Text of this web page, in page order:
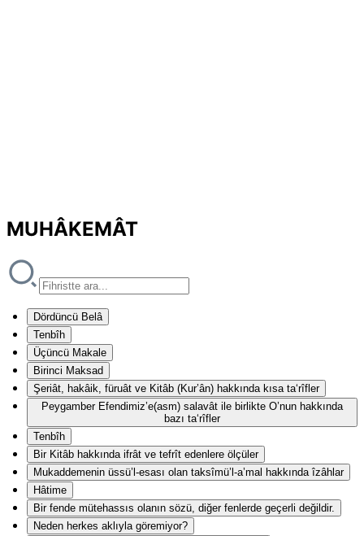
MUHÂKEMÂT
Dördüncü Belâ
Tenbîh
Üçüncü Makale
Birinci Maksad
Şeriât, hakâik, füruât ve Kitâb (Kur’ân) hakkında kısa ta‘rîfler
Peygamber Efendimiz’e(asm) salavât ile birlikte O’nun hakkında
bazı ta‘rîfler
Tenbîh
Bir Kitâb hakkında ifrât ve tefrît edenlere ölçüler
Mukaddemenin üssü’l-esası olan taksîmü’l-a’mal hakkında îzâhlar
Hâtime
Bir fende mütehassıs olanın sözü, diğer fenlerde geçerli değildir.
Neden herkes aklıyla göremiyor?